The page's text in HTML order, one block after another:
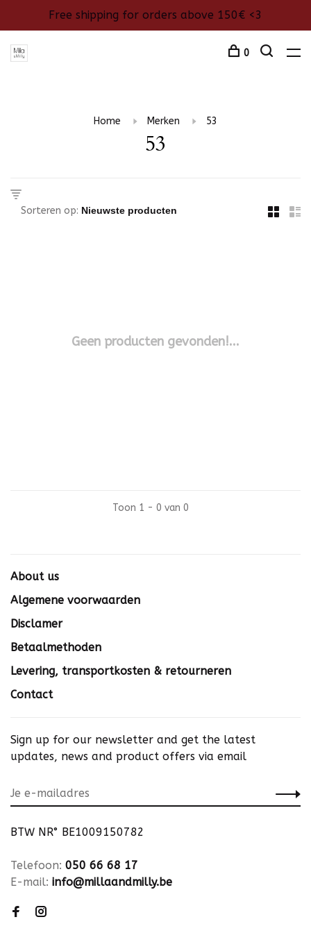
Free shipping for orders above 150€ <3
0
Home Merken 53
53
Sorteren op:
Geen producten gevonden!...
Toon 1 - 0 van 0
About us
Algemene voorwaarden
Disclamer
Betaalmethoden
Levering, transportkosten & retourneren
Contact
Sign up for our newsletter and get the latest
updates, news and product offers via email
BTW NR° BE1009150782
Telefoon: 050 66 68 17
E-mail: info@millaandmilly.be